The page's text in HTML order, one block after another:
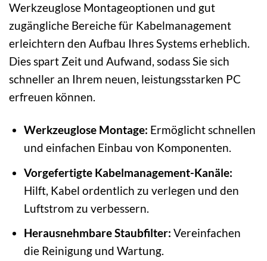
Werkzeuglose Montageoptionen und gut
zugängliche Bereiche für Kabelmanagement
erleichtern den Aufbau Ihres Systems erheblich.
Dies spart Zeit und Aufwand, sodass Sie sich
schneller an Ihrem neuen, leistungsstarken PC
erfreuen können.
Werkzeuglose Montage: Ermöglicht schnellen
und einfachen Einbau von Komponenten.
Vorgefertigte Kabelmanagement-Kanäle:
Hilft, Kabel ordentlich zu verlegen und den
Luftstrom zu verbessern.
Herausnehmbare Staubfilter: Vereinfachen
die Reinigung und Wartung.